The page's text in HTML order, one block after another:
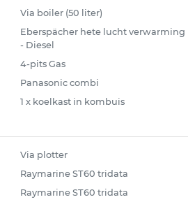
Via boiler (50 liter)
Eberspächer hete lucht verwarming
- Diesel
4-pits Gas
Panasonic combi
1 x koelkast in kombuis
Via plotter
Raymarine ST60 tridata
Raymarine ST60 tridata